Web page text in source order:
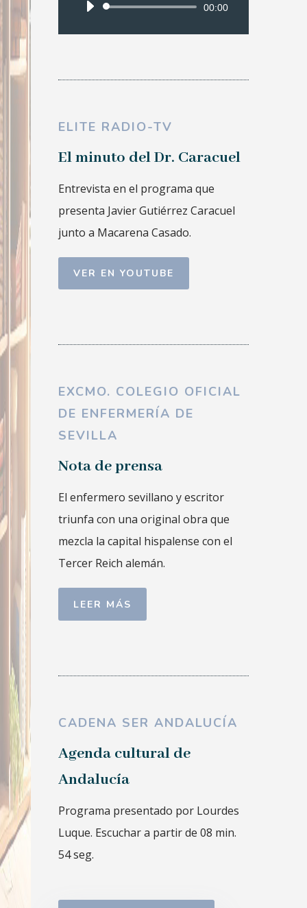
Reproductor
audio
00:00
ELITE RADIO-TV
El minuto del Dr. Caracuel
Entrevista en el programa que
presenta Javier Gutiérrez Caracuel
junto a Macarena Casado.
VER EN YOUTUBE
EXCMO. COLEGIO OFICIAL
DE ENFERMERÍA DE
SEVILLA
Nota de prensa
El enfermero sevillano y escritor
triunfa con una original obra que
mezcla la capital hispalense con el
Tercer Reich alemán.
LEER MÁS
CADENA SER ANDALUCÍA
Agenda cultural de
Andalucía
Programa presentado por Lourdes
Luque. Escuchar a partir de 08 min.
54 seg.